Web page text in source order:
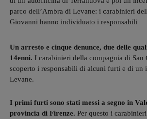
parco dell’Ambra di Levane: i carabinieri
Giovanni hanno individuato i responsabili
Un arresto e cinque denunce, due delle
14enni. I carabinieri della compagnia di San
scoperto i responsabili di alcuni furti e di un
Levane.
I primi furti sono stati messi a segno in
provincia di Firenze. Per questo i